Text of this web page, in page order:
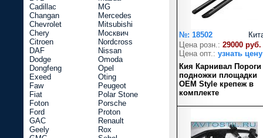
№: 18502
Цена розн.: 29000 руб.
Цена опт.: узнать цену
Кия Карнивал Пороги
подножки площадки
OEM Style крепеж в
комплекте
Cadillac
Changan
Chevrolet
Chery
Citroen
DAF
Dodge
Dongfeng
Exeed
Faw
Fiat
Foton
Ford
GAC
Geely
MG
Mercedes
Mitsubishi
Москвич
Nordcross
Nissan
Omoda
Opel
Oting
Peugeot
Polar Stone
Porsche
Proton
Renault
Rox